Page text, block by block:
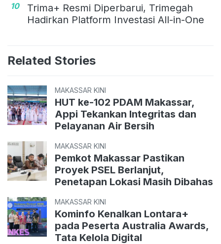
10
Trima+ Resmi Diperbarui, Trimegah
Hadirkan Platform Investasi All-in-One
Related Stories
MAKASSAR KINI
HUT ke-102 PDAM Makassar,
Appi Tekankan Integritas dan
Pelayanan Air Bersih
MAKASSAR KINI
Pemkot Makassar Pastikan
Proyek PSEL Berlanjut,
Penetapan Lokasi Masih Dibahas
MAKASSAR KINI
Kominfo Kenalkan Lontara+
pada Peserta Australia Awards,
Tata Kelola Digital